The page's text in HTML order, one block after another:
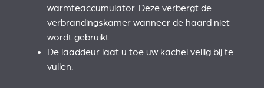
warmteaccumulator. Deze verbergt de
verbrandingskamer wanneer de haard niet
wordt gebruikt.
De laaddeur laat u toe uw kachel veilig bij te
vullen.